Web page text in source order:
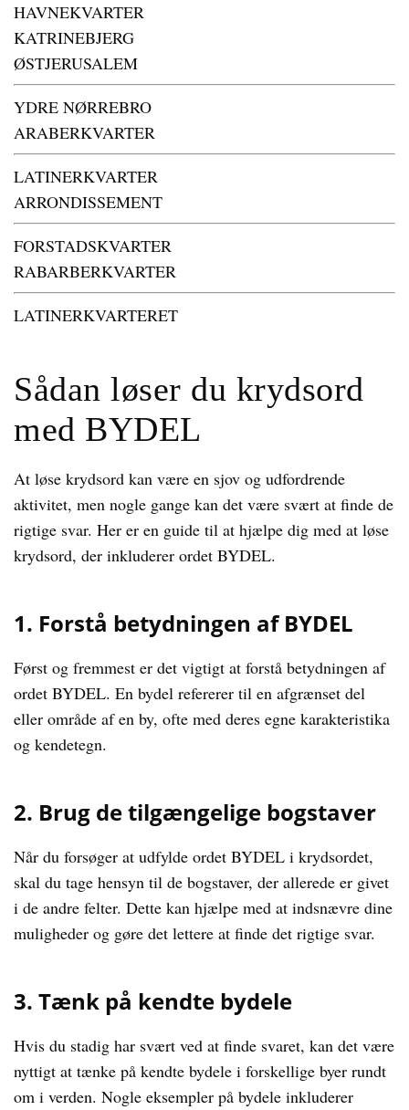
HAVNEKVARTER
KATRINEBJERG
ØSTJERUSALEM
YDRE NØRREBRO
ARABERKVARTER
LATINERKVARTER
ARRONDISSEMENT
FORSTADSKVARTER
RABARBERKVARTER
LATINERKVARTERET
Sådan løser du krydsord
med BYDEL
At løse krydsord kan være en sjov og udfordrende
aktivitet, men nogle gange kan det være svært at finde de
rigtige svar. Her er en guide til at hjælpe dig med at løse
krydsord, der inkluderer ordet BYDEL.
1. Forstå betydningen af BYDEL
Først og fremmest er det vigtigt at forstå betydningen af
ordet BYDEL. En bydel refererer til en afgrænset del
eller område af en by, ofte med deres egne karakteristika
og kendetegn.
2. Brug de tilgængelige bogstaver
Når du forsøger at udfylde ordet BYDEL i krydsordet,
skal du tage hensyn til de bogstaver, der allerede er givet
i de andre felter. Dette kan hjælpe med at indsnævre dine
muligheder og gøre det lettere at finde det rigtige svar.
3. Tænk på kendte bydele
Hvis du stadig har svært ved at finde svaret, kan det være
nyttigt at tænke på kendte bydele i forskellige byer rundt
om i verden. Nogle eksempler på bydele inkluderer